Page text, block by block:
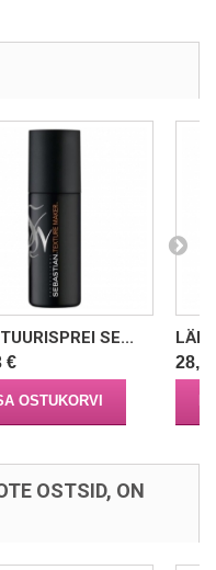
SE...
€
OSTUKORVI
OSTSID, ON